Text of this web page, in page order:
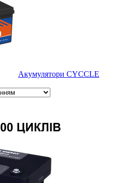
Акумулятори CYCCLE